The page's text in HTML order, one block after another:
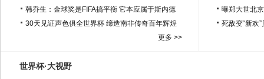
韩乔生：金球奖是FIFA搞平衡 它本应属于斯内德
30天见证声色俱全世界杯 缔造南非传奇百年辉煌
更多 >>
曝郑大世北
死敌变“新欢
世界杯·大视野